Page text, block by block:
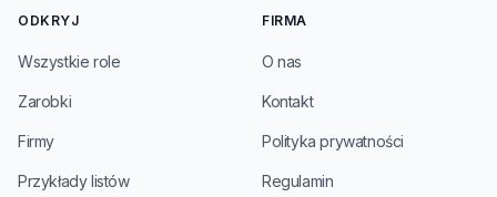
ODKRYJ
Wszystkie role
Zarobki
Firmy
Przykłady listów
FIRMA
O nas
Kontakt
Polityka prywatności
Regulamin